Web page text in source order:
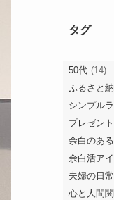
リ
ー
タグ
50代 (14)
ふるさと
シンプル
プレゼント
余白のあ
余白活ア
夫婦の日常
心と人間